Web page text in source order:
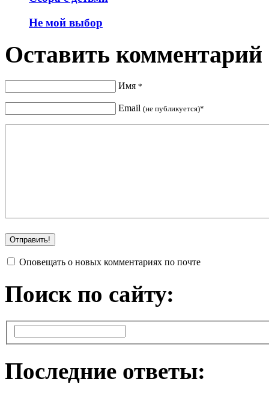
Не мой выбор
Оставить комментарий
Имя *
Email (не публикуется)*
Оповещать о новых комментариях по почте
Поиск по сайту:
Последние ответы: